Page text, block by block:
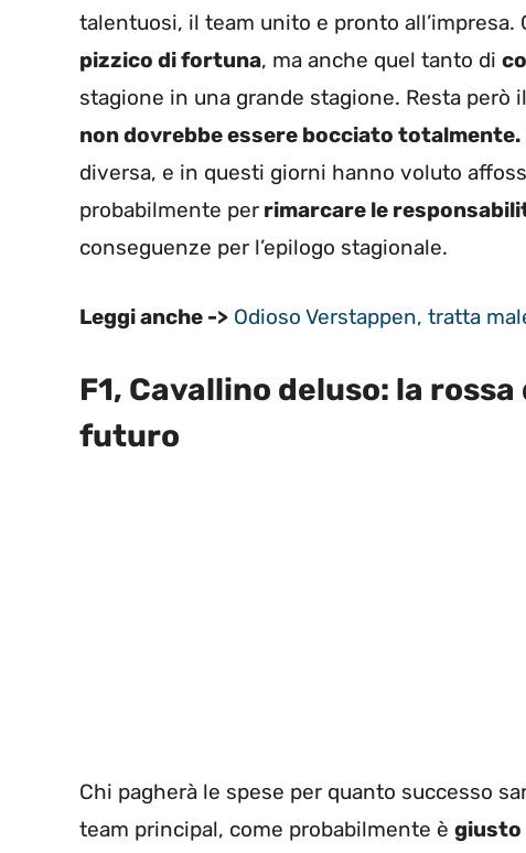
talentuosi, il team unito e pronto all’impresa.
pizzico di fortuna, ma anche quel tanto di
stagione in una grande stagione. Resta
non dovrebbe essere bocciato totalmente.
diversa, e in questi giorni hanno voluto
probabilmente per rimarcare le
conseguenze per l’epilogo stagionale.
Leggi anche -> Odioso Verstappen, tratta
F1, Cavallino deluso: la
futuro
Chi pagherà le spese per quanto successo
team principal, come probabilmente è giusto